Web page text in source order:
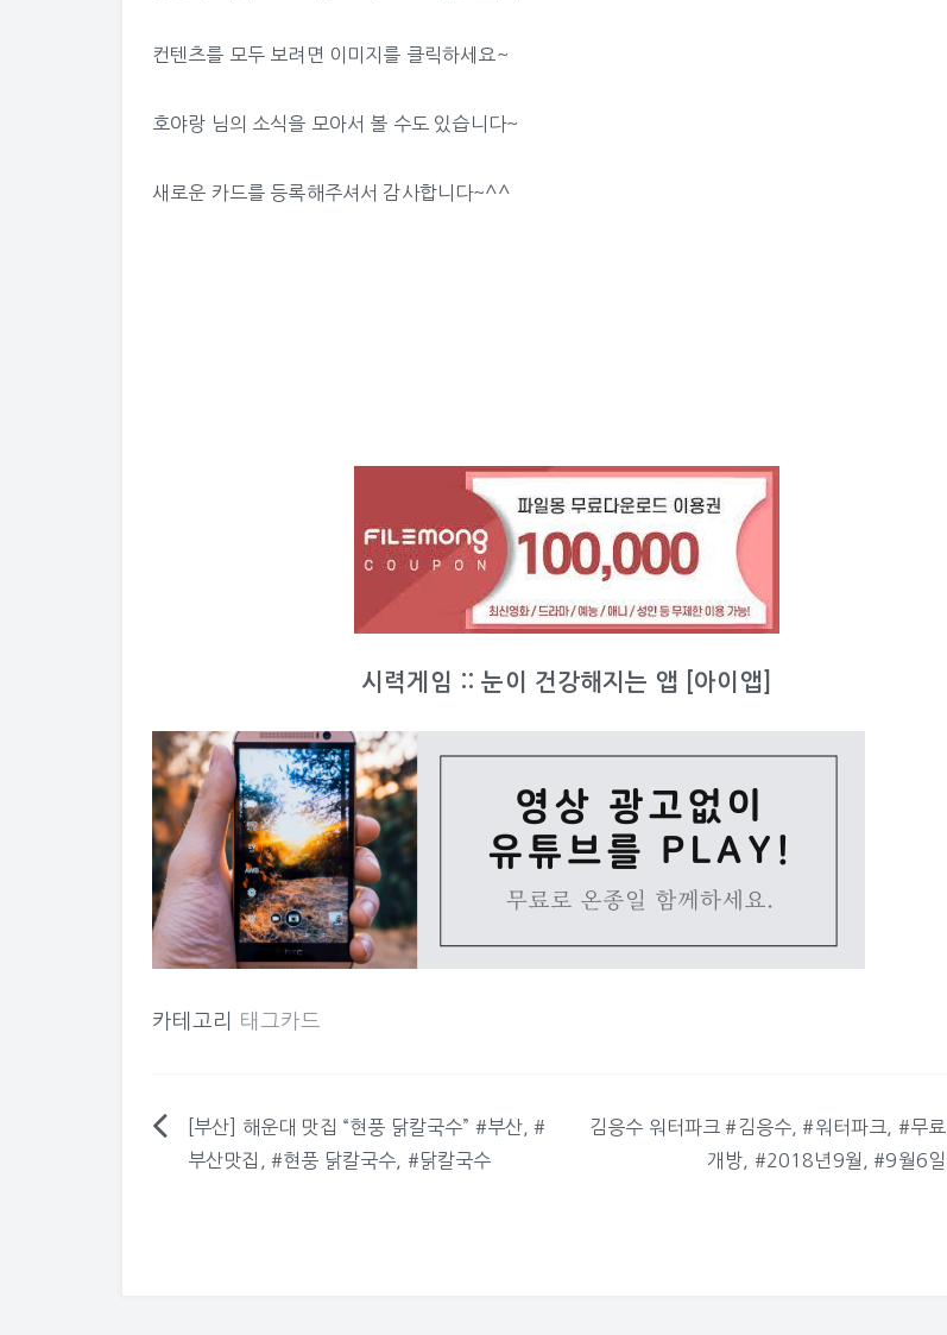
컨텐츠를 모두 보려면 이미지를 클릭하세요~
호야랑 님의 소식을 모아서 볼 수도 있습니다~
새로운 카드를 등록해주셔서 감사합니다~^^
시력게임 :: 눈이 건강해지는 앱 [아이앱]
카테고리 태그카드
글
[부산] 해운대 맛집 “현풍 닭칼국수” #부산, #
부산맛집, #현풍 닭칼국수, #닭칼국수
김응수 워터파크 #김응수, #워터파크, #무료
개방, #2018년9월, #9월6일